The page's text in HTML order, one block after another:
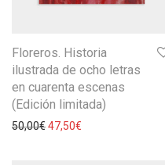
Floreros. Historia
ilustrada de ocho letras
en cuarenta escenas
(Edición limitada)
50,00€47,50€